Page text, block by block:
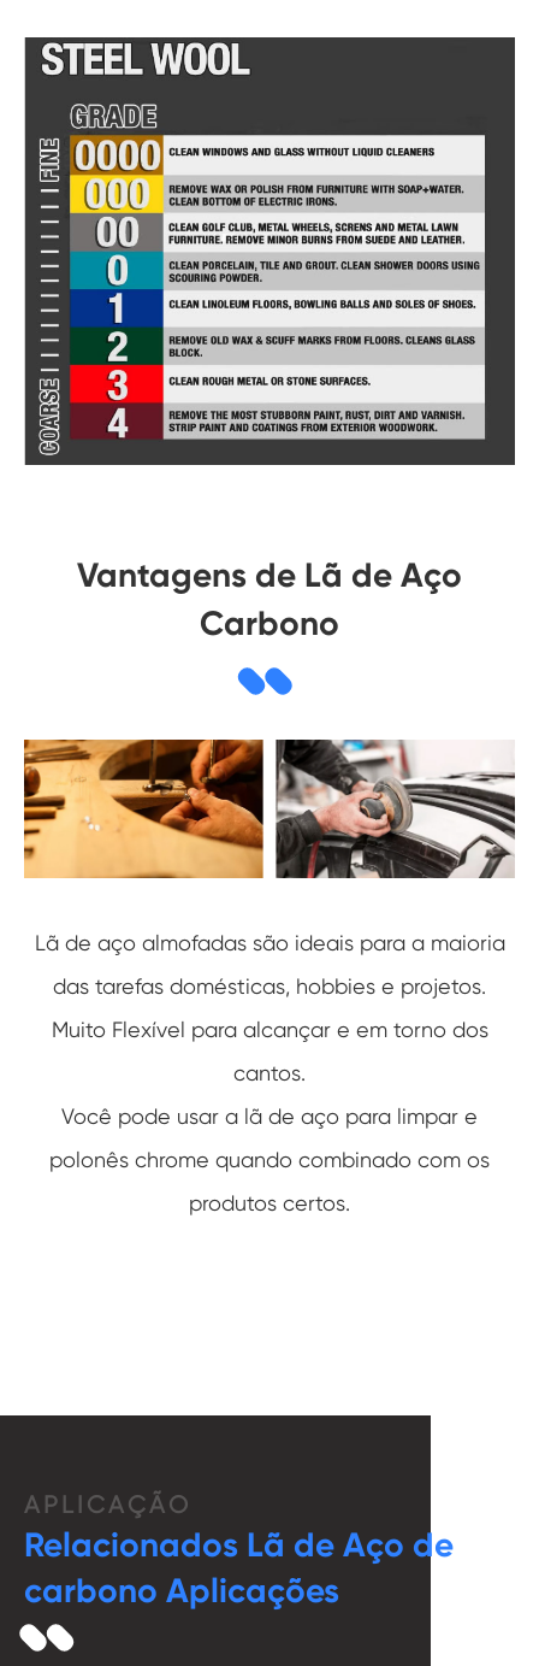
Vantagens de Lã de Aço
Carbono
Lã de aço almofadas são ideais para a maioria
das tarefas domésticas, hobbies e projetos.
Muito Flexível para alcançar e em torno dos
cantos.
Você pode usar a lã de aço para limpar e
polonês chrome quando combinado com os
produtos certos.
APLICAÇÃO
Relacionados Lã de Aço de
carbono Aplicações